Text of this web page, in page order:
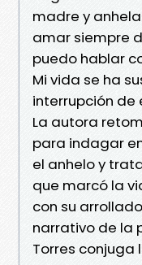
madre y
amar siempre
puedo hablar
Mi vida se ha
interrupción de
La autora
para indagar
el anhelo y
que marcó la
con su
narrativo de la
Torres conjuga